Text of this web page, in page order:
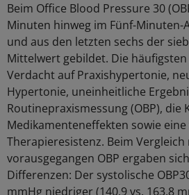
Beim Office Blood Pressure 30
Minuten hinweg im Fünf-Minuten-
und aus den letzten sechs der
Mittelwert gebildet. Die häufigsten
Verdacht auf Praxishypertonie,
Hypertonie, uneinheitliche
Routinepraxismessung (OBP), die
Medikamenteneffekten sowie
Therapieresistenz. Beim
vorausgegangen OBP ergaben
Differenzen: Der systolische
mmHg niedriger (140,9 vs. 163,8